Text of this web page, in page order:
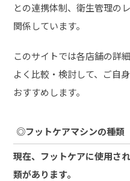
との連携体制、衛生管理の
関係しています。
このサイトでは各店舗の詳
よく比較・検討して、ご自
おすすめします。
◎フットケアマシンの種類
現在、フットケアに使用さ
類があります。